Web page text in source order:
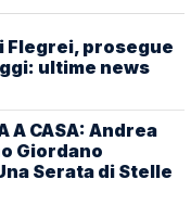
Flegrei, prosegue
ultime news
A CASA: Andrea
Giordano
Serata di Stelle